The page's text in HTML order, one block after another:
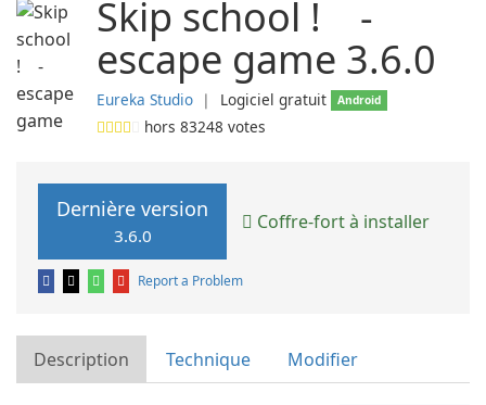
Skip school ! -
escape game 3.6.0
Eureka Studio ❘ Logiciel gratuit Android
hors 83248 votes
Dernière version
3.6.0
Coffre-fort à installer
Report a Problem
Description Technique Modifier